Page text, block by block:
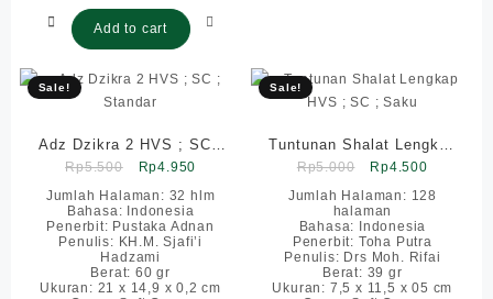
Add to cart
Sale!
Adz Dzikra 2 HVS ; SC ;
Standar
Rp5.500
Original
price
was:
Rp5.500.
Rp4.950
price
Rp4.950.
Jumlah Halaman: 32 hlm
Bahasa: Indonesia
Penerbit: Pustaka Adnan
Penulis: KH.M. Sjafi’i
Hadzami
Berat: 60 gr
Ukuran: 21 x 14,9 x 0,2 cm
Sale!
Tuntunan Shalat Lengkap
HVS ; SC ; Saku
Rp5.000
Original
was:
Rp5.000.
Rp4.500Current
price
Jumlah Halaman: 128
halaman
Bahasa: Indonesia
Penerbit: Toha Putra
Penulis: Drs Moh. Rifai
Berat: 39 gr
Ukuran: 7,5 x 11,5 x 05 cm